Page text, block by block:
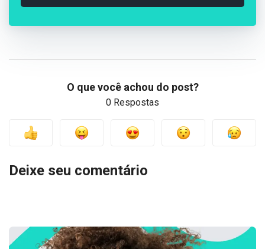
O que você achou do post?
0 Respostas
Deixe seu comentário